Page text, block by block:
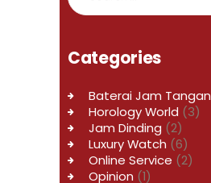
Categories
Baterai Jam Tangan
Horology World (3)
Jam Dinding (2)
Luxury Watch (6)
Online Service (2)
Opinion (1)